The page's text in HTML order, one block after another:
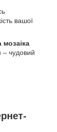
вашої
– чудовий